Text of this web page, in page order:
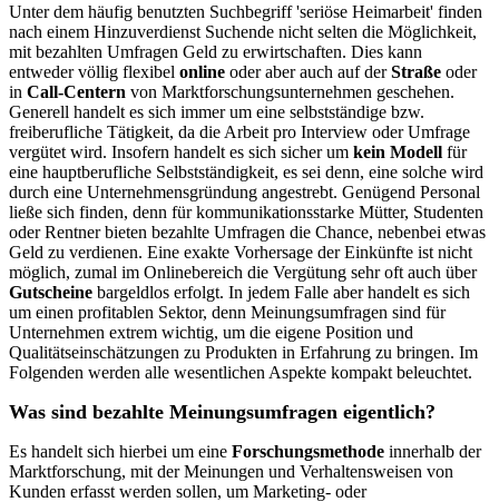
Unter dem häufig benutzten Suchbegriff 'seriöse Heimarbeit' finden
nach einem Hinzuverdienst Suchende nicht selten die Möglichkeit,
mit bezahlten Umfragen Geld zu erwirtschaften. Dies kann
entweder völlig flexibel online oder aber auch auf derStraße oder
in Call-Centern von Marktforschungsunternehmen geschehen.
Generell handelt es sich immer um eine selbstständige bzw.
freiberufliche Tätigkeit, da die Arbeit pro Interview oder Umfrage
vergütet wird. Insofern handelt es sich sicher um kein Modell für
eine hauptberufliche Selbstständigkeit, es sei denn, eine solche wird
durch eine Unternehmensgründung angestrebt. Genügend Personal
ließe sich finden, denn für kommunikationsstarke Mütter, Studenten
oder Rentner bieten bezahlte Umfragen die Chance, nebenbei etwas
Geld zu verdienen. Eine exakte Vorhersage der Einkünfte ist nicht
möglich, zumal im Onlinebereich die Vergütung sehr oft auch über
Gutscheine bargeldlos erfolgt. In jedem Falle aber handelt es sich
um einen profitablen Sektor, denn Meinungsumfragen sind für
Unternehmen extrem wichtig, um die eigene Position und
Qualitätseinschätzungen zu Produkten in Erfahrung zu bringen. Im
Folgenden werden alle wesentlichen Aspekte kompakt beleuchtet.
Was sind bezahlte Meinungsumfragen eigentlich?
Es handelt sich hierbei um eine Forschungsmethode innerhalb der
Marktforschung, mit der Meinungen und Verhaltensweisen von
Kunden erfasst werden sollen, um Marketing- oder